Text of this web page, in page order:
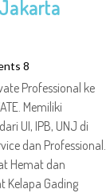
8
Professional ke
Memiliki
UI, IPB, UNJ di
dan Professional.
Hemat dan
Kelapa Gading